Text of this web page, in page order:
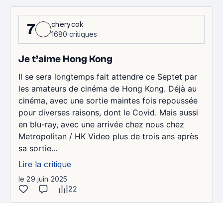
7
cherycok
1680 critiques
Je t’aime Hong Kong
Il se sera longtemps fait attendre ce Septet par
les amateurs de cinéma de Hong Kong. Déjà au
cinéma, avec une sortie maintes fois repoussée
pour diverses raisons, dont le Covid. Mais aussi
en blu-ray, avec une arrivée chez nous chez
Metropolitan / HK Video plus de trois ans après
sa sortie...
Lire la critique
le 29 juin 2025
22